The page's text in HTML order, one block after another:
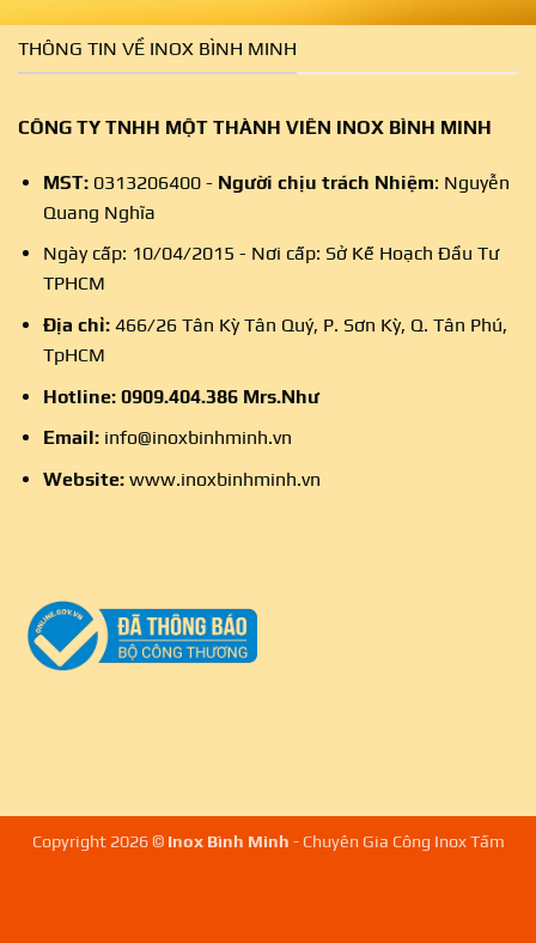
THÔNG TIN VỀ INOX BÌNH MINH
CÔNG TY TNHH MỘT THÀNH VIÊN INOX BÌNH MINH
MST:0313206400 - Người chịu trách Nhiệm: Nguyễn
Quang Nghĩa
Ngày cấp: 10/04/2015 - Nơi cấp: Sở Kế Hoạch Đầu Tư
TPHCM
Địa chỉ:466/26 Tân Kỳ Tân Quý, P. Sơn Kỳ, Q. Tân Phú,
TpHCM
Hotline: 0909.404.386Mrs.Như
Email: info@inoxbinhminh.vn
Website: www.inoxbinhminh.vn
Copyright 2026 © Inox Bình Minh - Chuyên Gia Công Inox Tấm